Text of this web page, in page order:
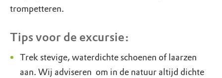
trompetteren.
Tips voor de excursie:
Trek stevige, waterdichte schoenen of laarzen
aan. Wij adviseren om in de natuur altijd dichte